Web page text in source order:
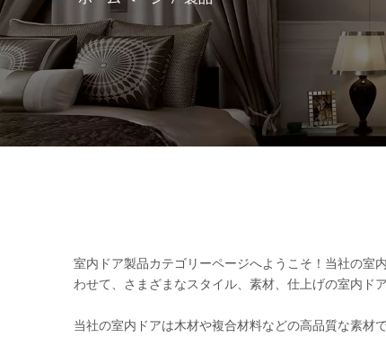
室内ドア製品カテゴリーページへようこそ！当社の室
わせて、さまざまなスタイル、素材、仕上げの室内ド
当社の室内ドアは木材や複合材料などの高品質な素材